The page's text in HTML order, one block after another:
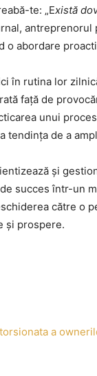
te: „Există
o abordare
în rutina lor
față de
unui
tendința de a
și
succes într-un
către o
și prospere.
a